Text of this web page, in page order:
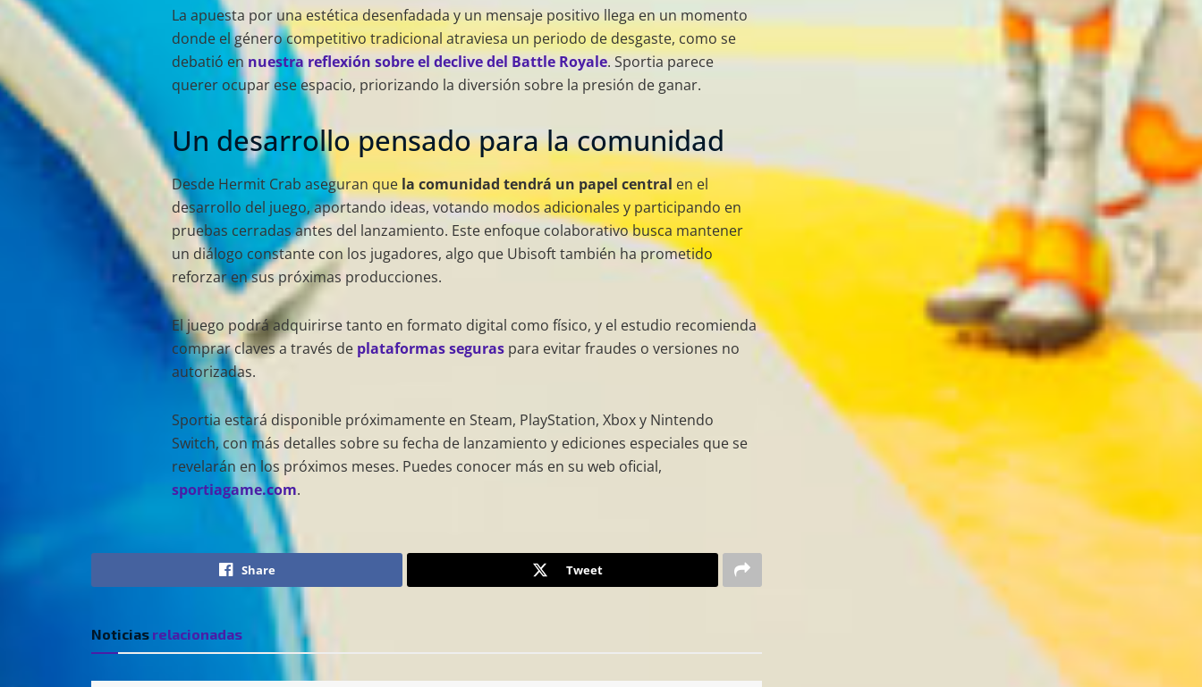
La apuesta por una estética desenfadada y un mensaje positivo llega en un momento
donde el género competitivo tradicional atraviesa un periodo de desgaste, como se
debatió en nuestra reflexión sobre el declive del Battle Royale. Sportia parece
querer ocupar ese espacio, priorizando la diversión sobre la presión de ganar.
Un desarrollo pensado para la comunidad
Desde Hermit Crab aseguran que la comunidad tendrá un papel centralen el
desarrollo del juego, aportando ideas, votando modos adicionales y participando en
pruebas cerradas antes del lanzamiento. Este enfoque colaborativo busca mantener
un diálogo constante con los jugadores, algo que Ubisoft también ha prometido
reforzar en sus próximas producciones.
El juego podrá adquirirse tanto en formato digital como físico, y el estudio recomienda
comprar claves a través de plataformas seguras para evitar fraudes o versiones no
autorizadas.
Sportia estará disponible próximamente en Steam, PlayStation, Xbox y Nintendo
Switch, con más detalles sobre su fecha de lanzamiento y ediciones especiales que se
revelarán en los próximos meses. Puedes conocer más en su web oficial,
sportiagame.com.
Share Tweet
Noticias relacionadas